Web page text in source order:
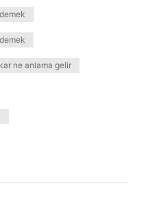
ne anlama gelir